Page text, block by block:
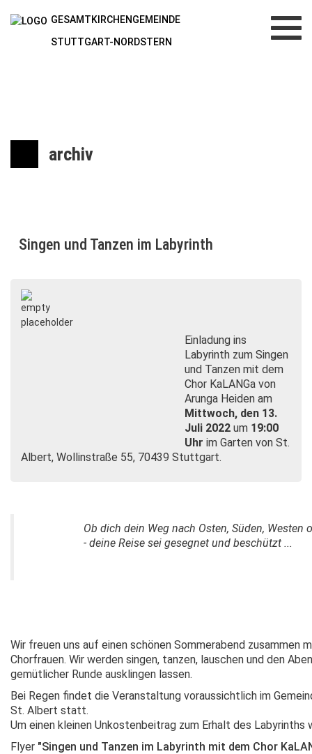
GESAMTKIRCHENGEMEINDE
STUTTGART-NORDSTERN
archiv
Singen und Tanzen im Labyrinth
Einladung ins
Labyrinth zum Singen
und Tanzen mit dem
Chor KaLANGa von
Arunga Heiden am
Mittwoch, den 13.
Juli 2022 um 19:00
Uhr im Garten von St.
Albert, Wollinstraße 55, 70439 Stuttgart.
Ob dich dein Weg nach Osten, Süden, Westen
- deine Reise sei gesegnet und beschützt
Wir freuen uns auf einen schönen Sommerabend zusammen
Chorfrauen. Wir werden singen, tanzen, lauschen und den
gemütlicher Runde ausklingen lassen.
Bei Regen findet die Veranstaltung voraussichtlich im
St. Albert statt.
Um einen kleinen Unkostenbeitrag zum Erhalt des Labyrinths
Flyer "Singen und Tanzen im Labyrinth mit dem Chor